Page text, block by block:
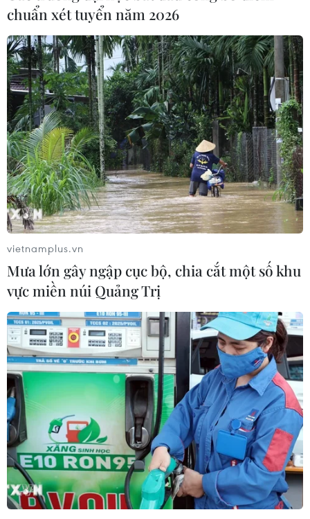
TIN CÙNG CHUYÊN MỤC
Cộng hòa Dân chủ Congo ghi nhận
hơn 300 trẻ em tử vong do Ebola
08/08/2026 15:21
Ớt nhập khẩu từ Mexico khiến hàng
trăm người tiêu dùng Mỹ nhiễm
khuẩn Salmonella
07/08/2026 00:43
chuẩn xét tuyển năm 2026
vietnamplus.vn
Mưa lớn gây ngập cục bộ, chia cắt một số khu
vực miền núi Quảng Trị